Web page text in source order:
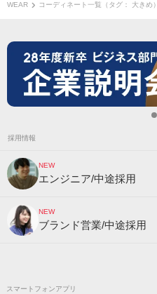
WEAR コーディネート一覧（タグ： 大きめ）
採用情報
NEW
エンジニア/中途採用
NEW
ブランド営業/中途採用
スマートフォンアプリ